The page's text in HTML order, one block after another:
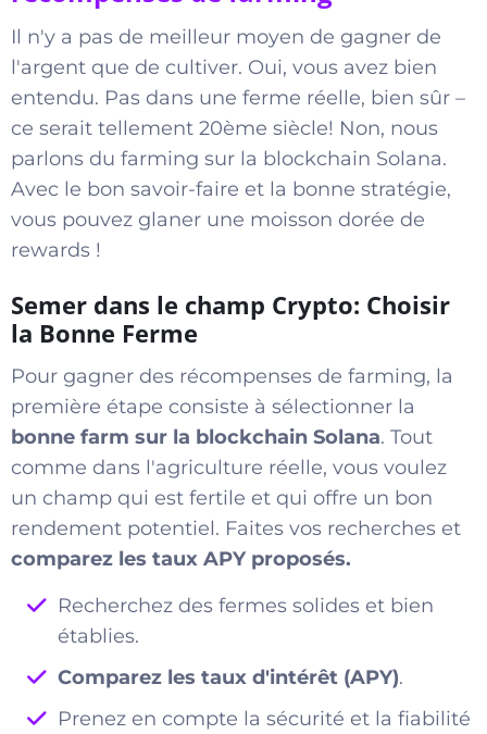
Il n'y a pas de meilleur moyen de gagner de
l'argent que de cultiver. Oui, vous avez bien
entendu. Pas dans une ferme réelle, bien sûr –
ce serait tellement 20ème siècle! Non, nous
parlons du farming sur la blockchain Solana.
Avec le bon savoir-faire et la bonne stratégie,
vous pouvez glaner une moisson dorée de
rewards !
Semer dans le champ Crypto: Choisir
la Bonne Ferme
Pour gagner des récompenses de farming, la
première étape consiste à sélectionner la
bonne farm sur la blockchain Solana. Tout
comme dans l'agriculture réelle, vous voulez
un champ qui est fertile et qui offre un bon
rendement potentiel. Faites vos recherches et
comparez les taux APY proposés.
Recherchez des fermes solides et bien
établies.
Comparez les taux d'intérêt (APY).
Prenez en compte la sécurité et la fiabilité